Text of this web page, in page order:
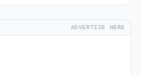
ADVERTISE HERE